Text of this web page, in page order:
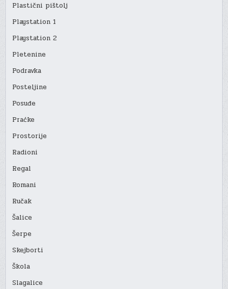
Plastični pištolj
Playstation 1
Playstation 2
Pletenine
Podravka
Posteljine
Posuđe
Praćke
Prostorije
Radioni
Regal
Romani
Ručak
Šalice
Šerpe
Skejborti
Škola
Slagalice